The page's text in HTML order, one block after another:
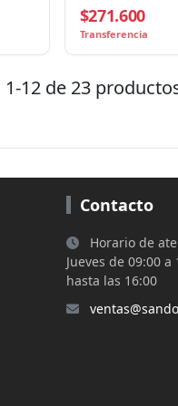
GHz), Caché 32MB,
Núcleos, 65W
$271.600
Transferencia
12 de 23
Contacto
Horario de
Jueves de 09:00
hasta las 16:00